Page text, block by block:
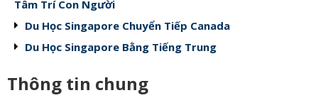
Tâm Trí Con Người
Du Học Singapore Chuyển Tiếp Canada
Du Học Singapore Bằng Tiếng Trung
Thông tin chung